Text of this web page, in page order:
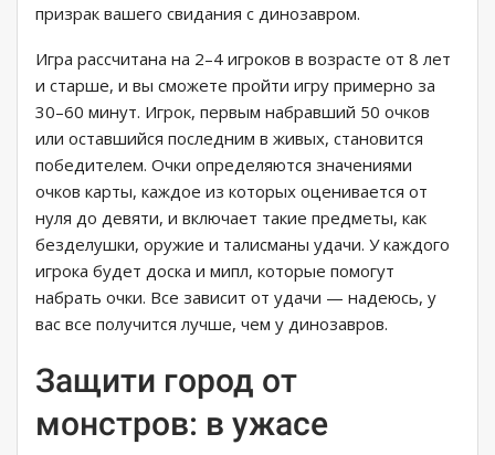
призрак вашего свидания с динозавром.
Игра рассчитана на 2–4 игроков в возрасте от 8 лет
и старше, и вы сможете пройти игру примерно за
30–60 минут. Игрок, первым набравший 50 очков
или оставшийся последним в живых, становится
победителем. Очки определяются значениями
очков карты, каждое из которых оценивается от
нуля до девяти, и включает такие предметы, как
безделушки, оружие и талисманы удачи. У каждого
игрока будет доска и мипл, которые помогут
набрать очки. Все зависит от удачи — надеюсь, у
вас все получится лучше, чем у динозавров.
Защити город от
монстров: в ужасе